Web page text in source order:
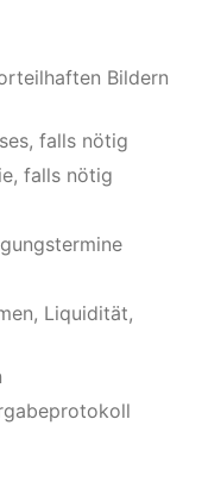
Bildern
falls nötig
falls nötig
Liquidität,